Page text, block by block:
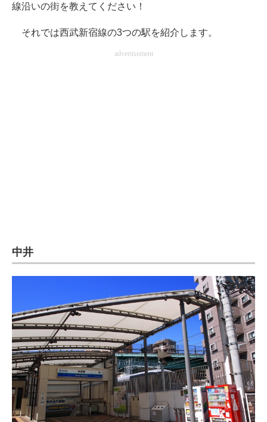
エレクトロニクス専門サイト
エネルギーの専門メディア
建設×テクノロジーの最前線
ちょっと気になるネットの話題
線沿いの街を教えてください！
それでは西武新宿線の3つの駅を紹介します。
advertisement
中井